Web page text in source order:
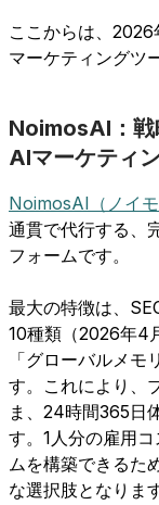
ここからは、
マーケティングツ
NoimosAI：戦
AIマーケティ
NoimosAI（ノイモ
通貫で代行する、
フォームです。
最大の特徴は、
10種類（2026年4
「グローバルメ
す。これにより、
ま、24時間365日
す。1人分の雇用
ムを構築できるた
な選択肢となります